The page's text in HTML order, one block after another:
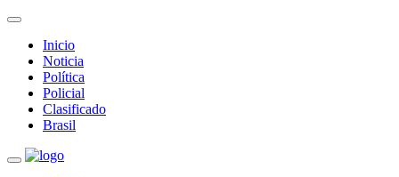
Inicio
Noticia
Política
Policial
Clasificado
Brasil